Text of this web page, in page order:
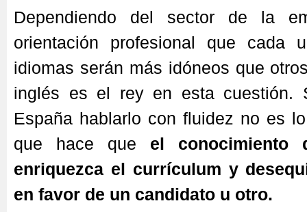
Dependiendo del sector de la
orientación profesional que cada
idiomas serán más idóneos que
inglés es el rey en esta cuestión.
España hablarlo con fluidez no es
que hace que el conocimiento
enriquezca el currículum y
en favor de un candidato u otro.